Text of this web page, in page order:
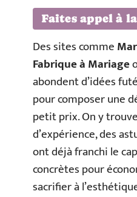
Faites appel à
Des sites comme
Fabrique à Mariage
abondent d’idées
pour composer une
petit prix. On y
d’expérience, des
ont déjà franchi le
concrètes pour
sacrifier à